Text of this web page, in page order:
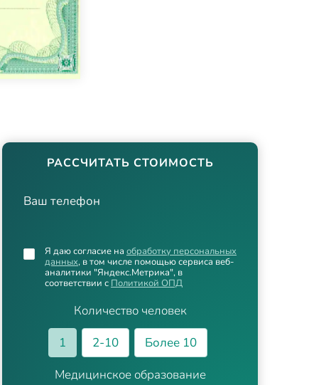
РАССЧИТАТЬ СТОИМОСТЬ
Ваш телефон
Количество человек
1
2-10
Более 10
Медицинское образование
Я даю согласие на обработку персональных
данных, в том числе помощью сервиса веб-
аналитики "Яндекс.Метрика", в
соответствии с Политикой ОПД